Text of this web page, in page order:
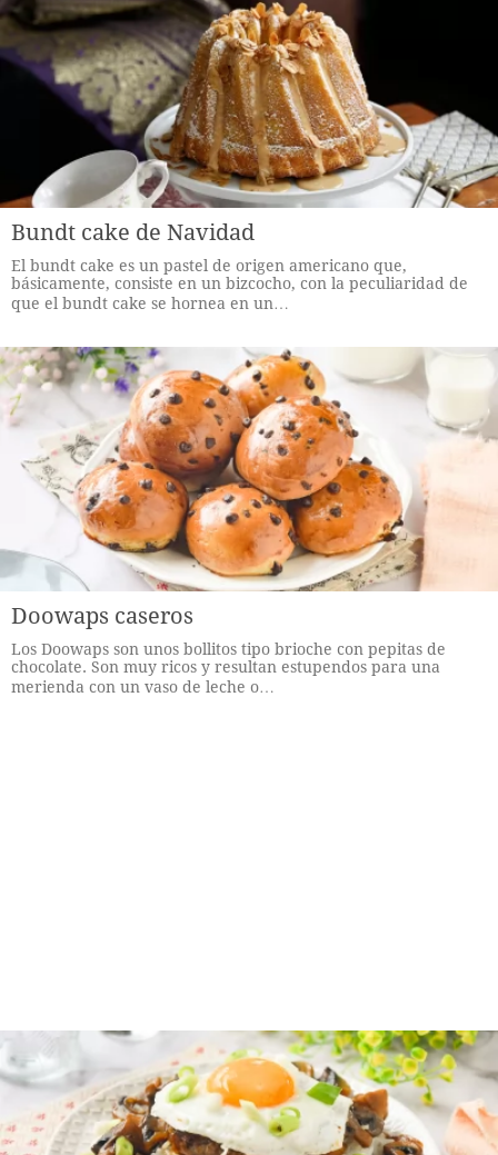
Bundt cake de Navidad
El bundt cake es un pastel de origen americano que,
básicamente, consiste en un bizcocho, con la peculiaridad de
que el bundt cake se hornea en un…
Doowaps caseros
Los Doowaps son unos bollitos tipo brioche con pepitas de
chocolate. Son muy ricos y resultan estupendos para una
merienda con un vaso de leche o…